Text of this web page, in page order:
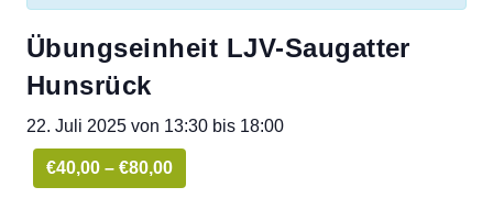
Übungseinheit LJV-Saugatter
Hunsrück
22. Juli 2025 von 13:30 bis 18:00
€40,00 – €80,00